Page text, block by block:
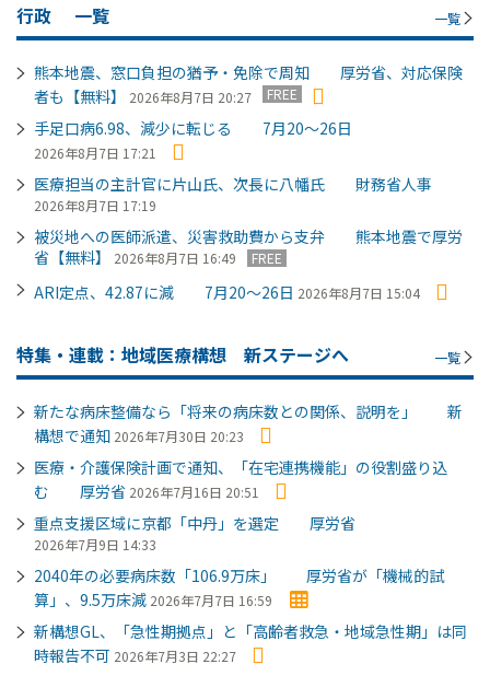
行政 一覧 一覧
熊本地震、窓口負担の猶予・免除で周知 厚労省、対応保険
者も【無料】
2026年8月7日 20:27 FREE
手足口病6.98、減少に転じる 7月20～26日
2026年8月7日 17:21
医療担当の主計官に片山氏、次長に八幡氏 財務省人事
2026年8月7日 17:19
被災地への医師派遣、災害救助費から支弁 熊本地震で厚労
省【無料】
2026年8月7日 16:49 FREE
ARI定点、42.87に減 7月20～26日 2026年8月7日 15:04
特集・連載：地域医療構想 新ステージへ 一覧
新たな病床整備なら「将来の病床数との関係、説明を」 新
構想で通知 2026年7月30日 20:23
医療・介護保険計画で通知、「在宅連携機能」の役割盛り込
む 厚労省 2026年7月16日 20:51
重点支援区域に京都「中丹」を選定 厚労省
2026年7月9日 14:33
2040年の必要病床数「106.9万床」 厚労省が「機械的試
算」、9.5万床減 2026年7月7日 16:59
新構想GL、「急性期拠点」と「高齢者救急・地域急性期」は同
時報告不可 2026年7月3日 22:27